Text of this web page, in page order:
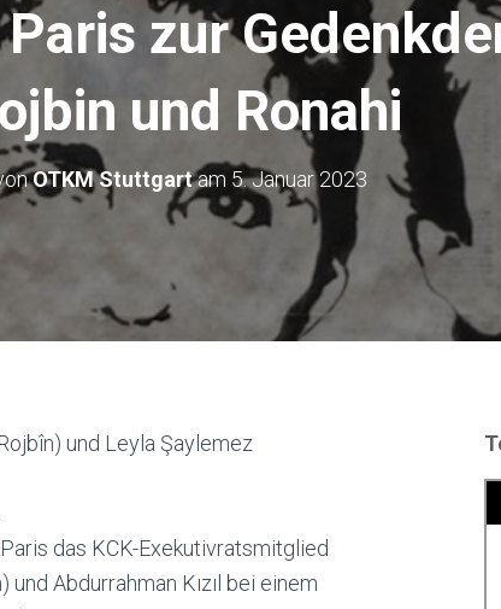
zur
und Ronahi
OTKM Stuttgartam 5. Januar 2023
und Leyla Şaylemez
das KCK-Exekutivratsmitglied
Abdurrahman Kızıl bei einem